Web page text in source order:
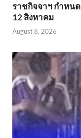
ราชกิจจาฯ กำหน
12 สิงหาคม
August 8, 2026